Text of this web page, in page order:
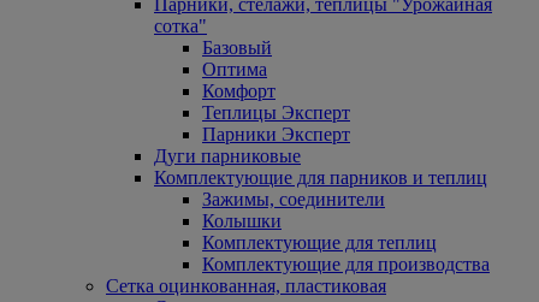
Парники, стелажи, теплицы "Урожайная
сотка"
Базовый
Оптима
Комфорт
Теплицы Эксперт
Парники Эксперт
Дуги парниковые
Комплектующие для парников и теплиц
Зажимы, соединители
Колышки
Комплектующие для теплиц
Комплектующие для производства
Сетка оцинкованная, пластиковая